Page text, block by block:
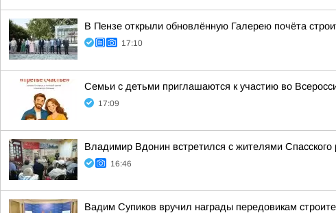
В Пензе открыли обновлённую Галерею почёта
17:10
Семьи с детьми приглашаются к участию во
17:09
Владимир Вдонин встретился с жителями Спасского
16:46
Вадим Супиков вручил награды передовикам